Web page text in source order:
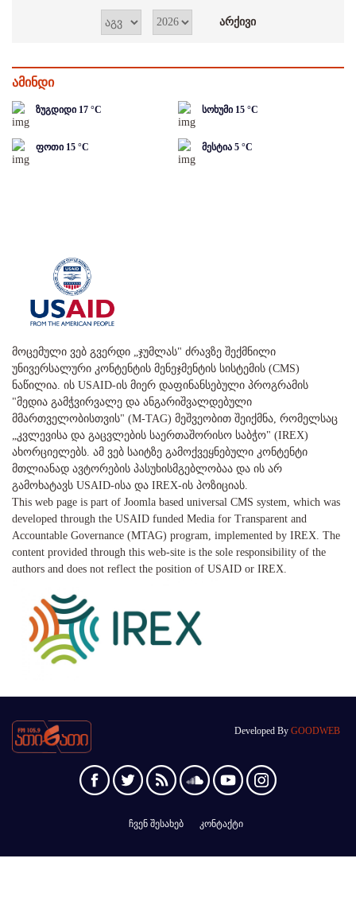
ამინდი
ზუგდიდი 17 °C სოხუმი 15 °C
ფოთი 15 °C მესტია 5 °C
მოცემული ვებ გვერდი „ჯუმლას" ძრავზე შექმნილი
უნივერსალური კონტენტის მენეჯმენტის სისტემის (CMS)
ნაწილია. ის USAID-ის მიერ დაფინანსებული პროგრამის
"მედია გამჭვირვალე და ანგარიშვალდებული
მმართველობისთვის" (M-TAG) მეშვეობით შეიქმნა, რომელსაც
„კვლევისა და გაცვლების საერთაშორისო საბჭო" (IREX)
ახორციელებს. ამ ვებ საიტზე გამოქვეყნებული კონტენტი
მთლიანად ავტორების პასუხისმგებლობაა და ის არ
გამოხატავს USAID-ისა და IREX-ის პოზიციას.
This web page is part of Joomla based universal CMS system, which was
developed through the USAID funded Media for Transparent and
Accountable Governance (MTAG) program, implemented by IREX. The
content provided through this web-site is the sole responsibility of the
authors and does not reflect the position of USAID or IREX.
Developed By GOODWEB
ჩვენ შესახებ კონტაქტი